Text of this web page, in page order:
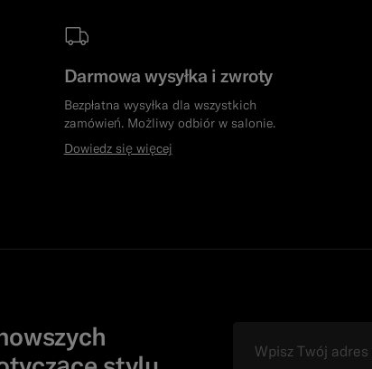
Darmowa wysyłka i zwroty
Bezpłatna wysyłka dla wszystkich
zamówień. Możliwy odbiór w salonie.
Dowiedz się więcej